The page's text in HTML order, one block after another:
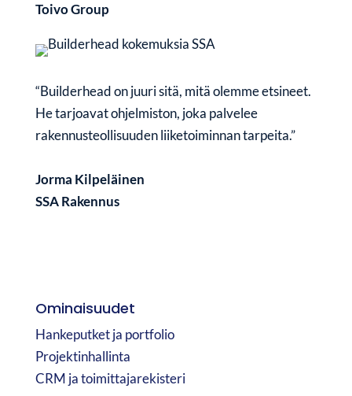
Toivo Group
“Builderhead on juuri sitä, mitä olemme etsineet.
He tarjoavat ohjelmiston, joka palvelee
rakennusteollisuuden liiketoiminnan tarpeita.”
Jorma Kilpeläinen
SSA Rakennus
Ominaisuudet
Hankeputket ja portfolio
Projektinhallinta
CRM ja toimittajarekisteri